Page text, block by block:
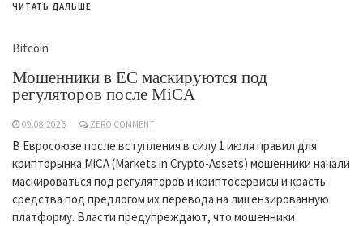
ЧИТАТЬ ДАЛЬШЕ
Bitcoin
Мошенники в ЕС маскируются под
регуляторов после MiCA
09.08.2026 ZERO COMMENT
В Евросоюзе после вступления в силу 1 июля правил для
крипторынка MiCA (Markets in Crypto-Assets) мошенники начали
маскироваться под регуляторов и криптосервисы и красть
средства под предлогом их перевода на лицензированную
платформу. Власти предупреждают, что мошенники